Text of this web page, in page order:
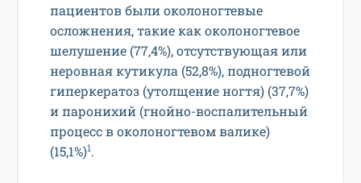
пациентов были околоногтевые
осложнения, такие как околоногтевое
шелушение (77,4%), отсутствующая или
неровная кутикула (52,8%), подногтевой
гиперкератоз (утолщение ногтя) (37,7%)
и паронихий (гнойно-воспалительный
процесс в околоногтевом валике)
(15,1%)1.